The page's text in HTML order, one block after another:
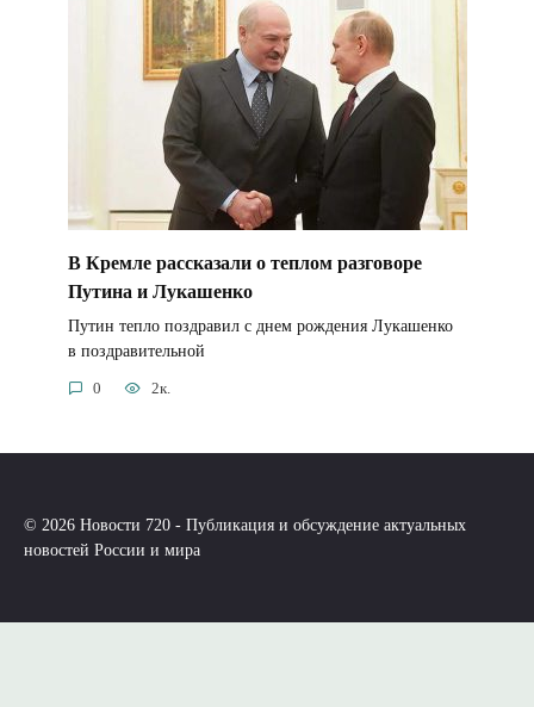
В Кремле рассказали о теплом разговоре
Путина и Лукашенко
Путин тепло поздравил с днем рождения Лукашенко
в поздравительной
0 2к.
© 2026 Новости 720 - Публикация и обсуждение актуальных
новостей России и мира